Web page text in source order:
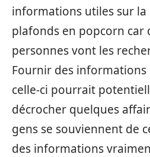
informations utiles sur la
plafonds en popcorn car
personnes vont les
Fournir des informations
celle-ci pourrait
décrocher quelques
gens se souviennent de
des informations